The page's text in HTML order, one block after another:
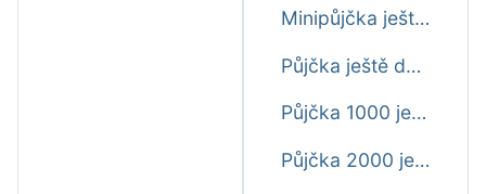
Minipůjčka ještě dnes
Půjčka ještě dnes
Půjčka 1000 ještě dnes
Půjčka 2000 ještě dnes